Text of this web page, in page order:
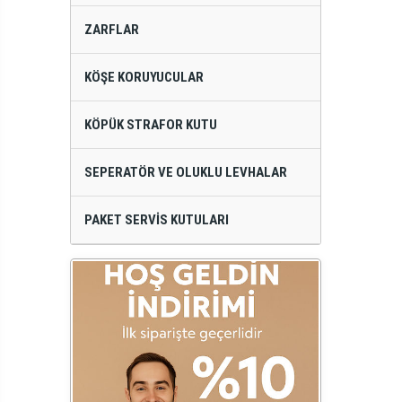
ZARFLAR
KÖŞE KORUYUCULAR
KÖPÜK STRAFOR KUTU
SEPERATÖR VE OLUKLU LEVHALAR
PAKET SERVIS KUTULARI